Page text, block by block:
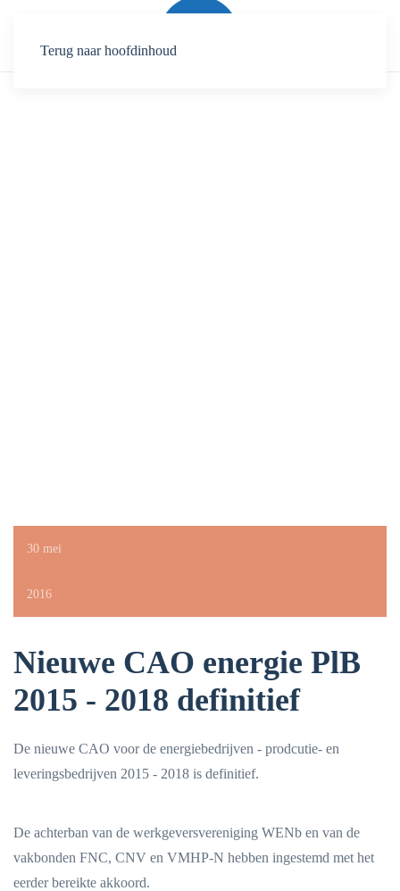
Terug naar hoofdinhoud
30 mei
2016
Nieuwe CAO energie PlB
2015 - 2018 definitief
De nieuwe CAO voor de energiebedrijven - prodcutie- en
leveringsbedrijven 2015 - 2018 is definitief.
De achterban van de werkgeversvereniging WENb en van de
vakbonden FNC, CNV en VMHP-N hebben ingestemd met het
eerder bereikte akkoord.